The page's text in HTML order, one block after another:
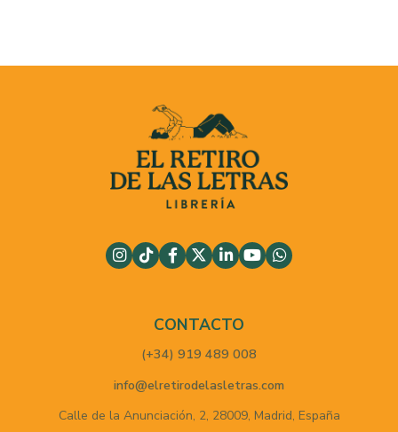
CONTACTO
(+34) 919 489 008
info@elretirodelasletras.com
Calle de la Anunciación, 2, 28009, Madrid, España